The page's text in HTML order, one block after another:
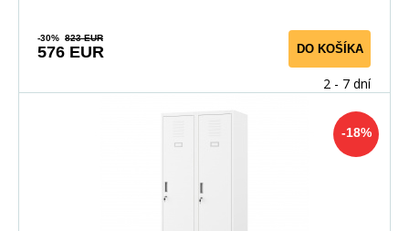
-30% 823 EUR
576 EUR DO KOŠÍKA
2 - 7 dní
-18%